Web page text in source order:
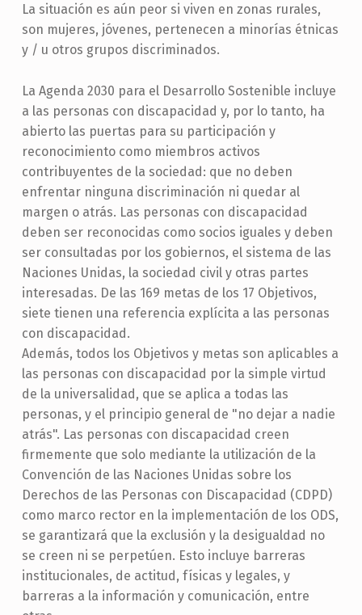
La situación es aún peor si viven en zonas rurales,
son mujeres, jóvenes, pertenecen a minorías étnicas
y / u otros grupos discriminados.
La Agenda 2030 para el Desarrollo Sostenible incluye
a las personas con discapacidad y, por lo tanto, ha
abierto las puertas para su participación y
reconocimiento como miembros activos
contribuyentes de la sociedad: que no deben
enfrentar ninguna discriminación ni quedar al
margen o atrás. Las personas con discapacidad
deben ser reconocidas como socios iguales y deben
ser consultadas por los gobiernos, el sistema de las
Naciones Unidas, la sociedad civil y otras partes
interesadas. De las 169 metas de los 17 Objetivos,
siete tienen una referencia explícita a las personas
con discapacidad.
Además, todos los Objetivos y metas son aplicables a
las personas con discapacidad por la simple virtud
de la universalidad, que se aplica a todas las
personas, y el principio general de "no dejar a nadie
atrás". Las personas con discapacidad creen
firmemente que solo mediante la utilización de la
Convención de las Naciones Unidas sobre los
Derechos de las Personas con Discapacidad (CDPD)
como marco rector en la implementación de los ODS,
se garantizará que la exclusión y la desigualdad no
se creen ni se perpetúen. Esto incluye barreras
institucionales, de actitud, físicas y legales, y
barreras a la información y comunicación, entre